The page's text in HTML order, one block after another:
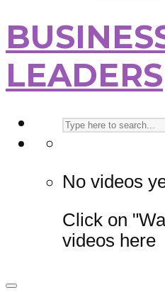
LEADERS
No videos
Click on
videos here